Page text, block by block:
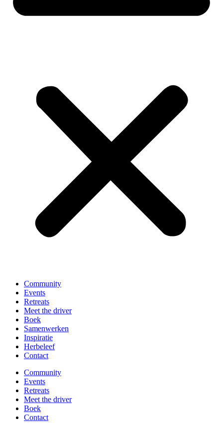
Community
Events
Retreats
Meet the driver
Boek
Samenwerken
Inspiratie
Herbeleef
Contact
Community
Events
Retreats
Meet the driver
Boek
Contact